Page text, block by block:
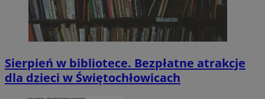
Sierpień w bibliotece. Bezpłatne atrakcje
dla dzieci w Świętochłowicach